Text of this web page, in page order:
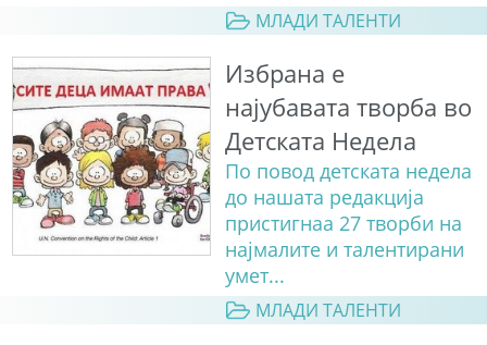
МЛАДИ ТАЛЕНТИ
Избрана е
најубавата творба во
Детската Недела
По повод детската недела
до нашата редакција
пристигнаа 27 творби на
најмалите и талентирани
умет...
МЛАДИ ТАЛЕНТИ